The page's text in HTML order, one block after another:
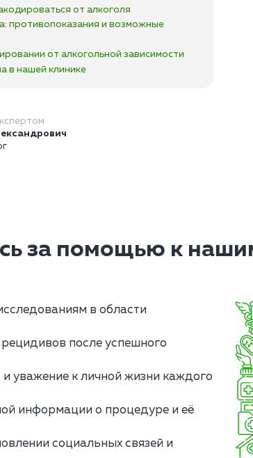
от алкоголя
противопоказания и возможные
от алкогольной зависимости
в нашей клинике
за помощью к
в области
после успешного
уважение к личной жизни каждого
информации о процедуре и её
социальных связей и